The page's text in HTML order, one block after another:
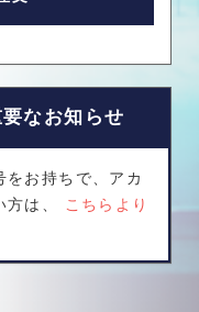
なお知らせ
をお持ちで、アカ
方は、
こちらより